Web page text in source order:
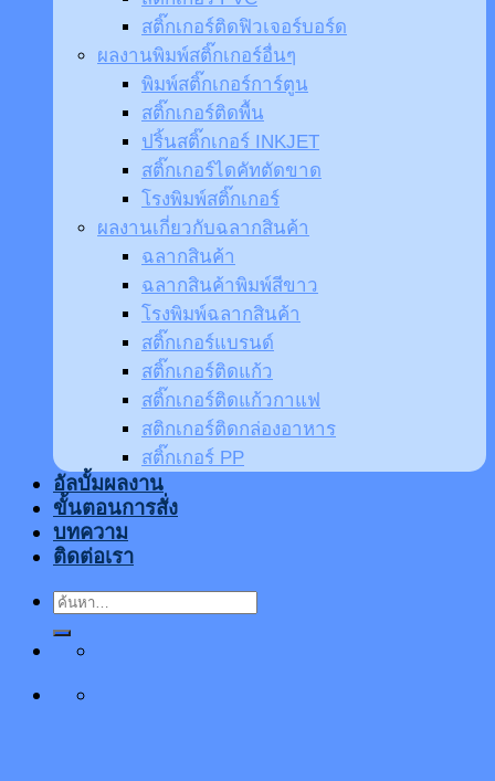
สติ๊กเกอร์ติดฟิวเจอร์บอร์ด
ผลงานพิมพ์สติ๊กเกอร์อื่นๆ
พิมพ์สติ๊กเกอร์การ์ตูน
สติ๊กเกอร์ติดพื้น
ปริ้นสติ๊กเกอร์ INKJET
สติ๊กเกอร์ไดคัทตัดขาด
โรงพิมพ์สติ๊กเกอร์
ผลงานเกี่ยวกับฉลากสินค้า
ฉลากสินค้า
ฉลากสินค้าพิมพ์สีขาว
โรงพิมพ์ฉลากสินค้า
สติ๊กเกอร์แบรนด์
สติ๊กเกอร์ติดแก้ว
สติ๊กเกอร์ติดแก้วกาแฟ
สติกเกอร์ติดกล่องอาหาร
สติ๊กเกอร์ PP
อัลบั้มผลงาน
ขั้นตอนการสั่ง
บทความ
ติดต่อเรา
ค้นหา: